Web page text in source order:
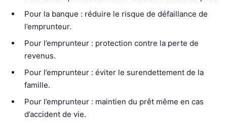
Pour la banque : réduire le risque de défaillance de
l’emprunteur.
Pour l’emprunteur : protection contre la perte de
revenus.
Pour l’emprunteur : éviter le surendettement de la
famille.
Pour l’emprunteur : maintien du prêt même en cas
d’accident de vie.